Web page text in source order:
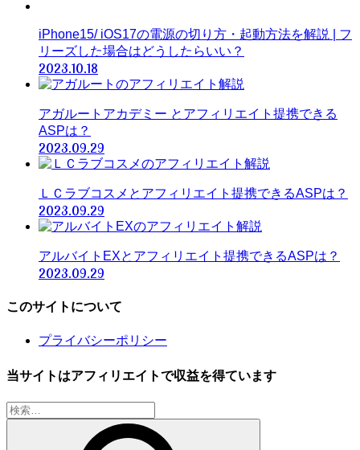
iPhone15/ iOS17の電源の切り方・起動方法を解説 | フ
リーズした場合はどうしたらいい？
2023.10.18
アガルートアカデミー とアフィリエイト提携できる
ASPは？
2023.09.29
ＬＣラブコスメとアフィリエイト提携できるASPは？
2023.09.29
アルバイトEXとアフィリエイト提携できるASPは？
2023.09.29
このサイトについて
プライバシーポリシー
当サイトはアフィリエイトで収益を得ています
検
索: